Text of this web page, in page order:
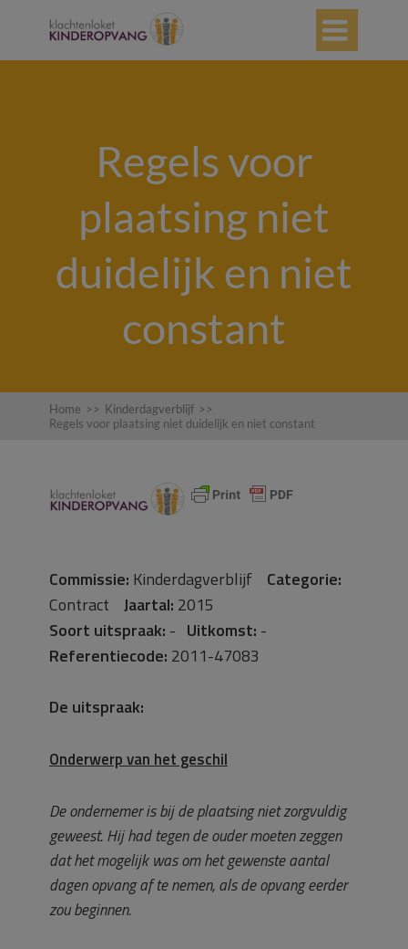

Regels voor
plaatsing niet
duidelijk en niet
constant
Home >> Kinderdagverblijf >>
Regels voor plaatsing niet duidelijk en niet constant
Commissie: Kinderdagverblijf Categorie:
Contract Jaartal: 2015
Soort uitspraak: - Uitkomst: -
Referentiecode: 2011-47083
De uitspraak:
Onderwerp van het geschil
De ondernemer is bij de plaatsing niet zorgvuldig
geweest. Hij had tegen de ouder moeten zeggen
dat het mogelijk was om het gewenste aantal
dagen opvang af te nemen, als de opvang eerder
zou beginnen.